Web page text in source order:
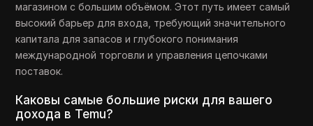
магазином с большим объёмом. Этот путь имеет самый
высокий барьер для входа, требующий значительного
капитала для запасов и глубокого понимания
международной торговли и управления цепочками
поставок.
Каковы самые большие риски для вашего
дохода в Temu?